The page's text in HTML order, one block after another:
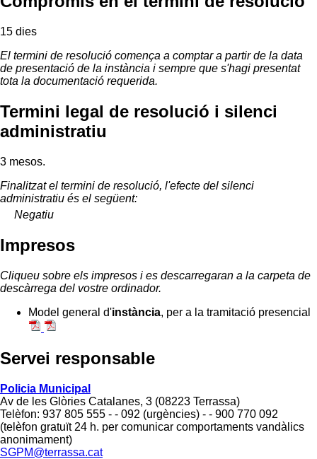
15 dies
El termini de resolució comença a comptar a partir de la data
de presentació de la instància i sempre que s'hagi presentat
tota la documentació requerida.
Termini legal de resolució i silenci
administratiu
3 mesos.
Finalitzat el termini de resolució, l'efecte del silenci
administratiu és el següent:
Negatiu
Impresos
Cliqueu sobre els impresos i es descarregaran a la carpeta de
descàrrega del vostre ordinador.
Model general d'instància, per a la tramitació presencial
Servei responsable
Policia Municipal
Av de les Glòries Catalanes, 3 (08223 Terrassa)
Telèfon: 937 805 555 - - 092 (urgències) - - 900 770 092
(telèfon gratuït 24 h. per comunicar comportaments vandàlics
anonimament)
SGPM@terrassa.cat